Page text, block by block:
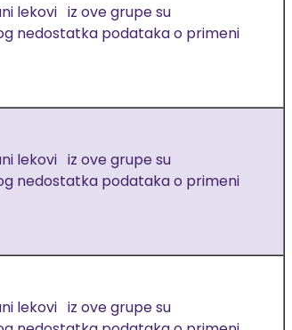
lekovi iz ove grupe su
nedostatka podataka o primeni
lekovi iz ove grupe su
nedostatka podataka o primeni
lekovi iz ove grupe su